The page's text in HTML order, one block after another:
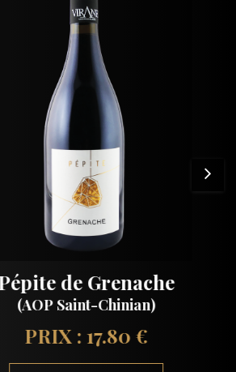
de Grenache
Saint-Chinian)
PRIX : 17.80 €